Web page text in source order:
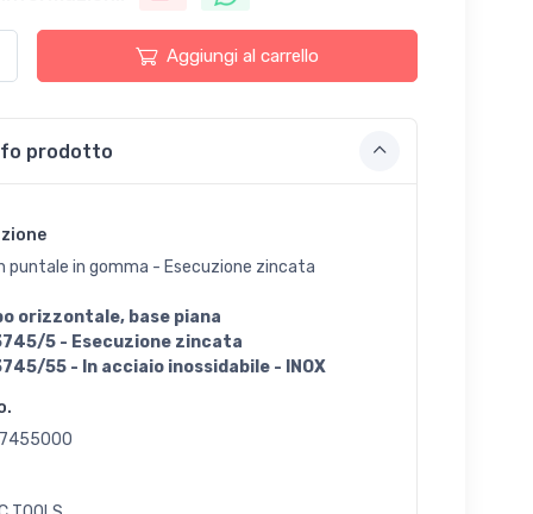
Aggiungi al carrello
prodotto
puntale in gomma - Esecuzione zincata
orizzontale, base piana
5 - Esecuzione zincata
55 - In acciaio inossidabile - INOX